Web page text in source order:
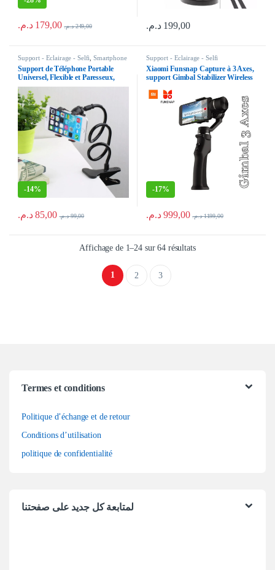
179,00 د.م. 249,00 د.م.
Ce produit a plusieurs variations. Les options peuvent être choisies sur la
199,00 د.م.
Support - Eclairage - Selfi Smartphone
Support de Téléphone Portable
Universel, Flexible et Paresseux,
Réglable, Clip pour Téléphone
Portable, Lit à la Maison, Bureau
-14%
85,00 د.م. 99,00 د.م.
Support - Eclairage - Selfi
Xiaomi Funsnap Capture à 3 Axes,
support Gimbal Stabilizer Wireless
Record
-17%
999,00 د.م. 1199,00 د.م.
Affichage de 1–24 sur 64 résultatsTrié du plus récent au
1 2 3
Termes et conditions
Politique d’échange et de retour
Conditions d’utilisation
politique de confidentialité
لمتابعة كل جديد على صفحتنا